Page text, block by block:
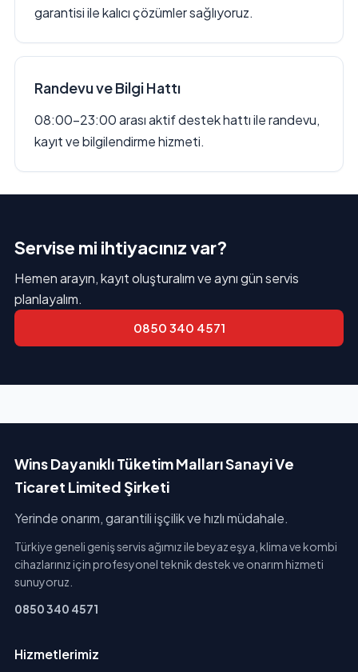
garantisi ile kalıcı çözümler sağlıyoruz.
Randevu ve Bilgi Hattı
08:00–23:00 arası aktif destek hattı ile randevu,
kayıt ve bilgilendirme hizmeti.
Servise mi ihtiyacınız var?
Hemen arayın, kayıt oluşturalım ve aynı gün servis
planlayalım.
0850 340 4571
Wins Dayanıklı Tüketim Malları Sanayi Ve
Ticaret Limited Şirketi
Yerinde onarım, garantili işçilik ve hızlı müdahale.
Türkiye geneli geniş servis ağımız ile beyaz eşya, klima ve kombi
cihazlarınız için profesyonel teknik destek ve onarım hizmeti
sunuyoruz.
0850 340 4571
Hizmetlerimiz